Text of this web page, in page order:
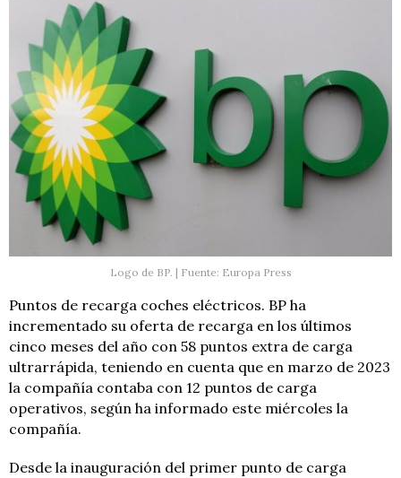
Logo de BP. | Fuente: Europa Press
Puntos de recarga coches eléctricos. BP ha
incrementado su oferta de recarga en los últimos
cinco meses del año con 58 puntos extra de carga
ultrarrápida, teniendo en cuenta que en marzo de 2023
la compañía contaba con 12 puntos de carga
operativos, según ha informado este miércoles la
compañía.
Desde la inauguración del primer punto de carga